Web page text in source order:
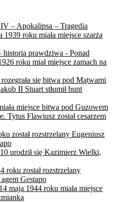
– Apokalipsa – Tragedia
1939 roku miała miejsce szarża
prawdziwa - Ponad
roku miał miejsce zamach na
się bitwa pod Mątwami
II Stuart stłumił bunt
miejsce bitwa pod Guzowem
Tytus Flawiusz został cesarzem
został rozstrzelany Eugeniusz
urodził się Kazimierz Wielki,
roku został rozstrzelany
Gestapo
maja 1944 roku miała miejsce